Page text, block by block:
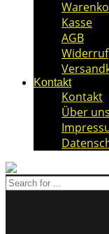
Kasse
AGB
Widerruf
Kontakt
Kontakt
Über